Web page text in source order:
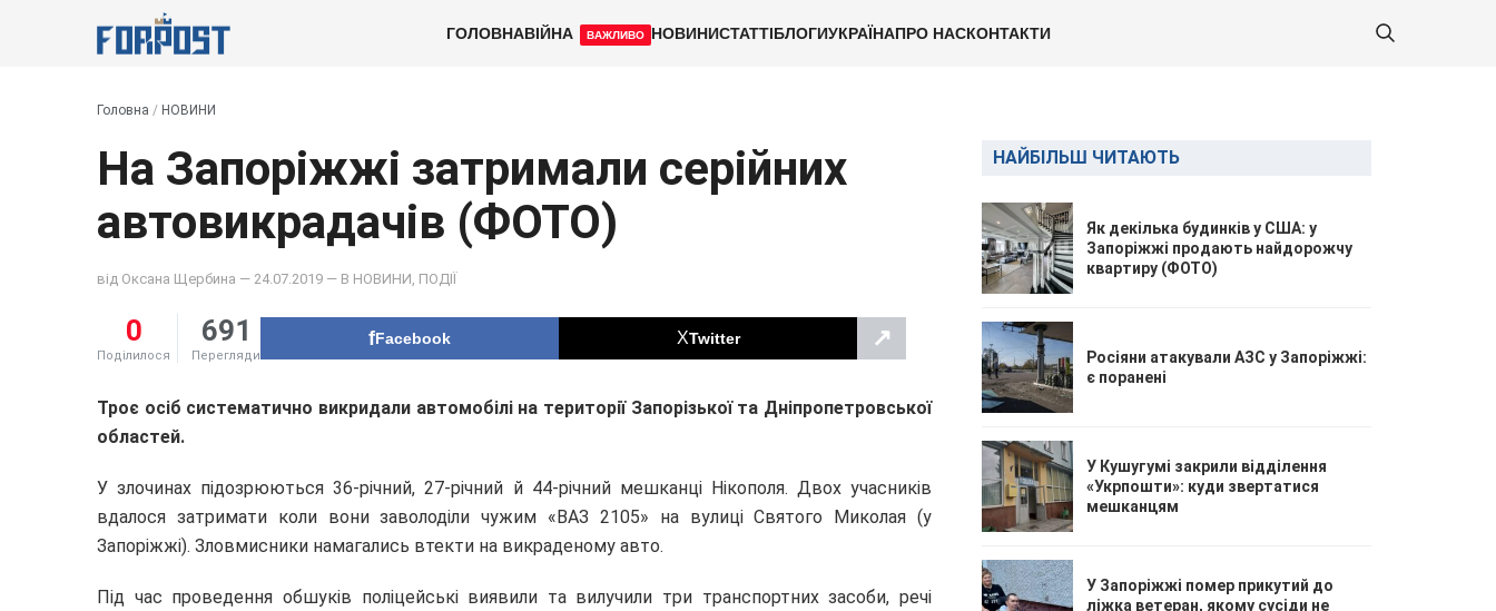
ГОЛОВНАВІЙНА ВАЖЛИВО НОВИНИСТАТТІБЛОГИУКРАЇНАПРО НАСКОНТАКТИ
Головна / НОВИНИ
На Запоріжжі затримали серійних
автовикрадачів (ФОТО)
від Оксана Щербина — 24.07.2019 — В НОВИНИ ПОДІЇ
0
Поділилося
691
Перегляди
Facebook Twitter ↗
Троє осіб систематично викридали автомобілі на території Запорізької та Дніпропетровської
областей.
У злочинах підозрюються 36-річний, 27-річний й 44-річний мешканці Нікополя. Двох учасників
вдалося затримати коли вони заволоділи чужим «ВАЗ 2105» на вулиці Святого Миколая (у
Запоріжжі). Зловмисники намагались втекти на викраденому авто.
Під час проведення обшуків поліцейськівиявили та вилучили три транспортних засоби, речі
НАЙБІЛЬШ ЧИТАЮТЬ
Як декілька будинків у США: у
Запоріжжі продають найдорожчу
квартиру (ФОТО)
Росіяни атакували АЗС у Запоріжжі:
є поранені
У Кушугумі закрили відділення
«Укрпошти»: куди звертатися
мешканцям
У Запоріжжі помер прикутий до
ліжка ветеран, якому сусіди не